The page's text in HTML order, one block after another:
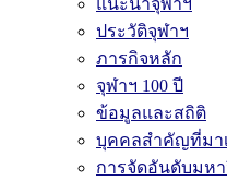
ประวัติจุฬาฯ
ภารกิจหลัก
จุฬาฯ 100 ปี
ข้อมูลและสถิติ
บุคคลสำคัญที่มา
การจัดอันดับมห